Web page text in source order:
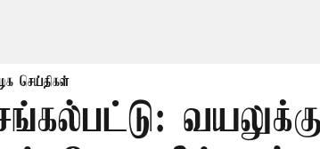
செய்திகள்